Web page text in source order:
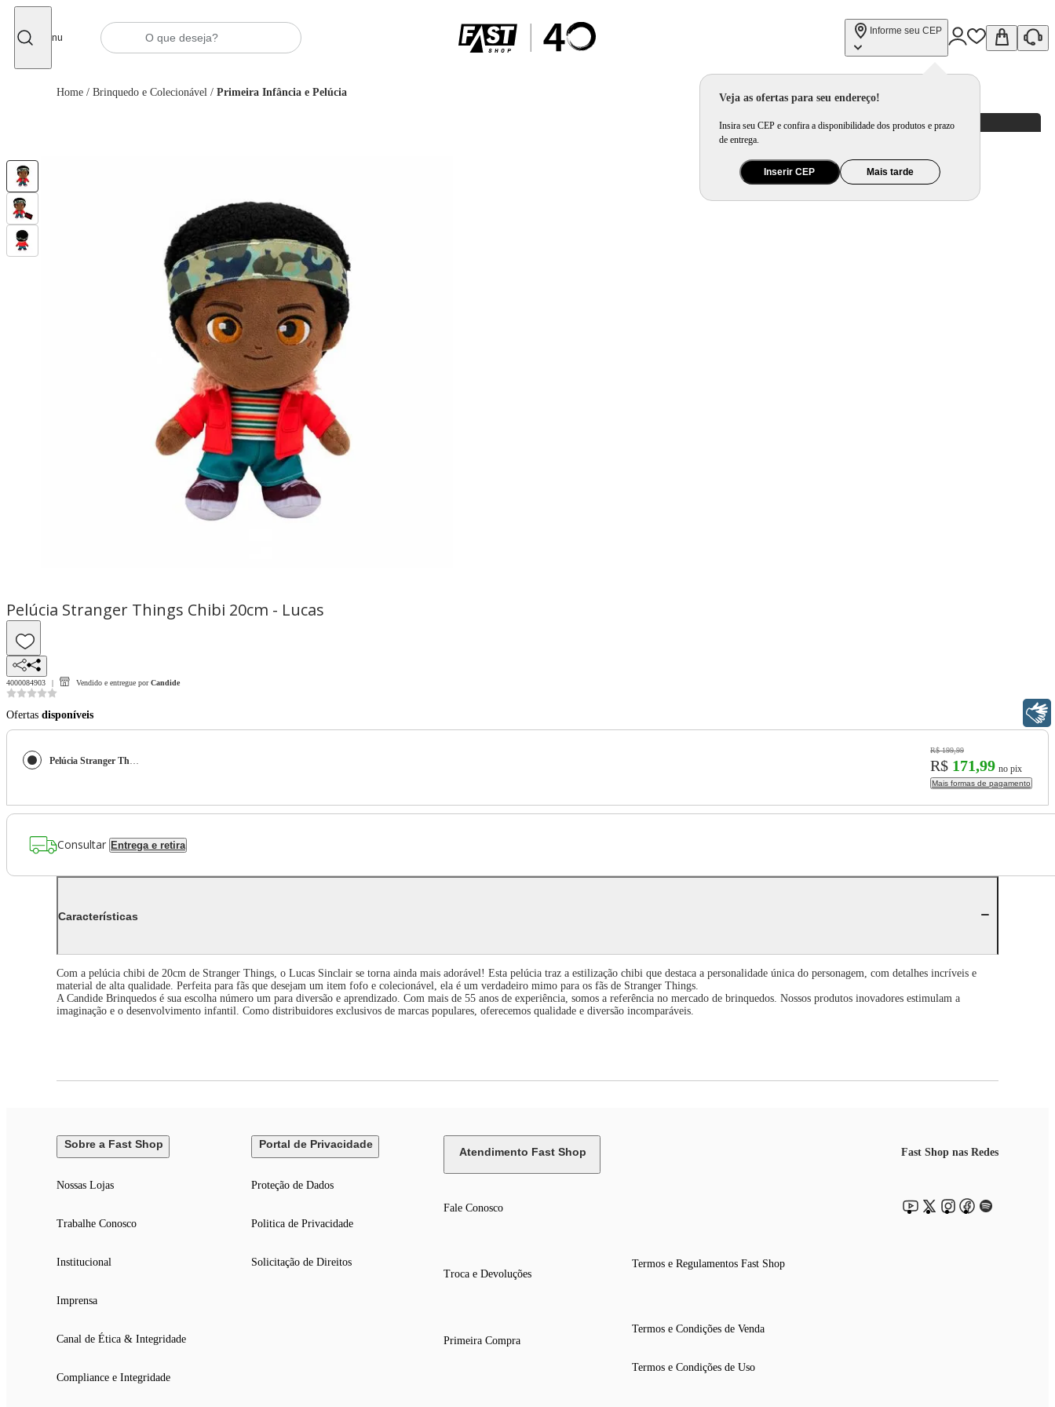
Menu
Informe seu CEP
Veja as ofertas para seu endereço!
Insira seu CEP e confira a disponibilidade dos produtos e prazo
de entrega.
Inserir CEP Mais tarde
Home / Brinquedo e Colecionável / Primeira Infância e Pelúcia
Pelúcia Stranger Things Chibi 20cm - Lucas
4000084903 Vendido e entregue por Candide
Ofertas disponíveis
Pelúcia Stranger Things Chibi 20cm - Lucas
R$ 199,99
R$ 171,99 no pix
Mais formas de pagamento
Consultar Entrega e retira
Características
Com a pelúcia chibi de 20cm de Stranger Things, o Lucas Sinclair se torna ainda mais adorável! Esta pelúcia traz a estilização chibi que destaca a personalidade única do personagem, com detalhes incríveis e
material de alta qualidade. Perfeita para fãs que desejam um item fofo e colecionável, ela é um verdadeiro mimo para os fãs de Stranger Things.
A Candide Brinquedos é sua escolha número um para diversão e aprendizado. Com mais de 55 anos de experiência, somos a referência no mercado de brinquedos. Nossos produtos inovadores estimulam a
imaginação e o desenvolvimento infantil. Como distribuidores exclusivos de marcas populares, oferecemos qualidade e diversão incomparáveis.
Sobre a Fast Shop
Nossas Lojas
Trabalhe Conosco
Institucional
Imprensa
Canal de Ética & Integridade
Compliance e Integridade
Portal de Privacidade
Proteção de Dados
Politica de Privacidade
Solicitação de Direitos
Atendimento Fast Shop
Fale Conosco
Troca e Devoluções
Primeira Compra
Termos e Regulamentos Fast Shop
Termos e Condições de Venda
Termos e Condições de Uso
Fast Shop nas Redes